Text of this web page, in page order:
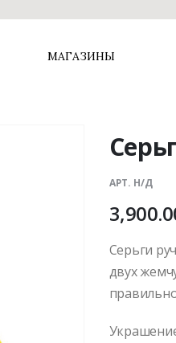
МАГАЗИНЫ
АРТ. Н/Д
Cерьги
двух